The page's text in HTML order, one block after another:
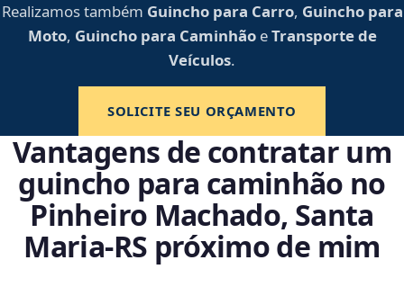
Realizamos também Guincho para Carro, Guincho para
Moto, Guincho para CaminhãoeTransporte de
Veículos.
SOLICITE SEU ORÇAMENTO
Vantagens de contratar um
guincho para caminhão no
Pinheiro Machado, Santa
Maria‑RS próximo de mim